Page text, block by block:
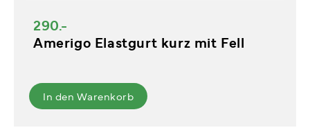
290.-
Amerigo Elastgurt kurz mit Fell
In den Warenkorb